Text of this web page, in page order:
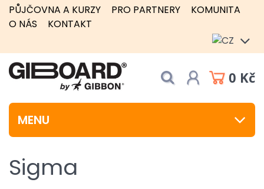
PŮJČOVNA A KURZY PRO PARTNERY
KOMUNITA
O NÁS
KONTAKT
0 Kč
MENU
Sigma